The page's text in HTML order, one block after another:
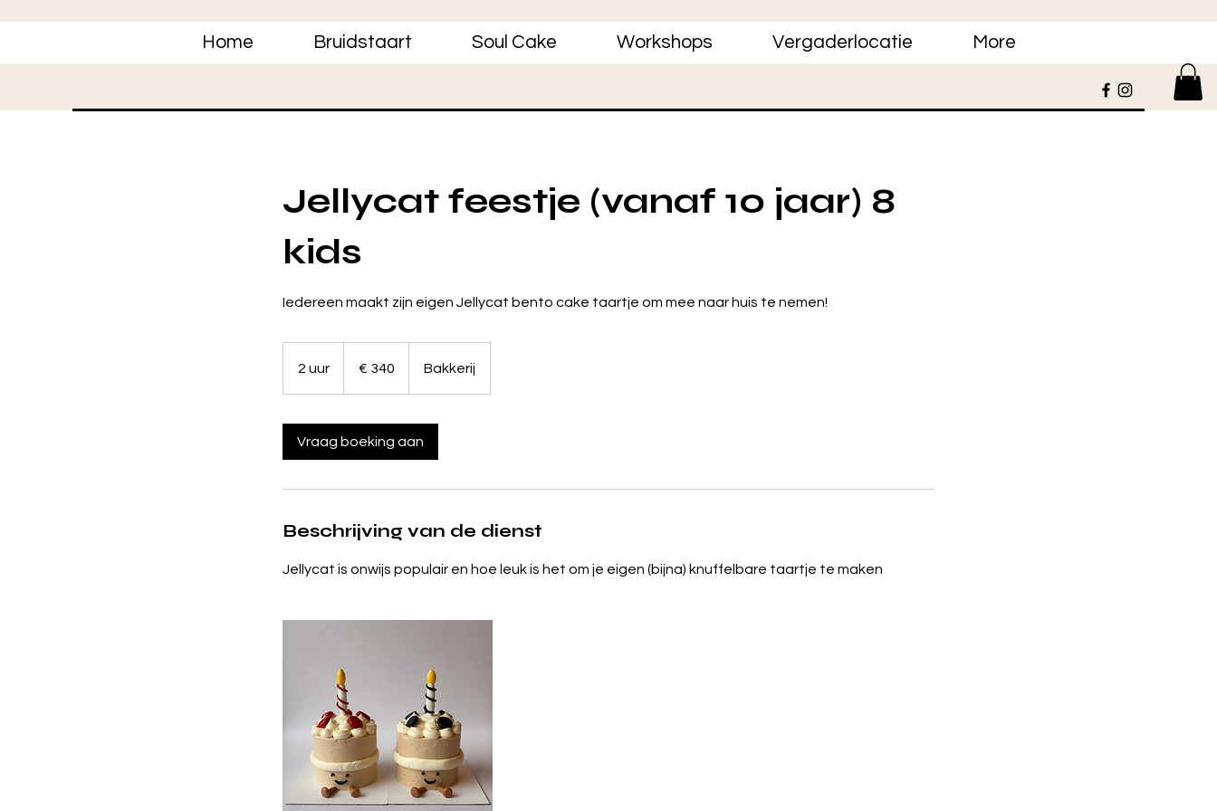
Home Bruidstaart Soul Cake Workshops Vergaderlocatie More
Jellycat feestje (vanaf 10 jaar) 8
kids
Iedereen maakt zijn eigen Jellycat bento cake taartje om mee naar huis te nemen!
2 uur € 340 Bakkerij
Vraag boeking aan
Beschrijving van de dienst
Jellycat is onwijs populair en hoe leuk is het om je eigen (bijna) knuffelbare taartje te maken